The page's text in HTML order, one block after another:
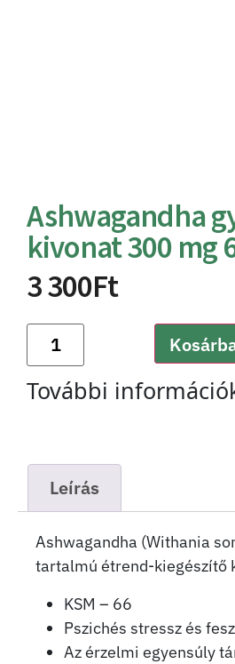
Ashwagandha
kivonat 300 mg
3 300Ft
További
Leírás
Ashwagandha (Withania
tartalmú étrend-kiegészítő
KSM – 66
Pszichés stressz és
Az érzelmi egyensúly